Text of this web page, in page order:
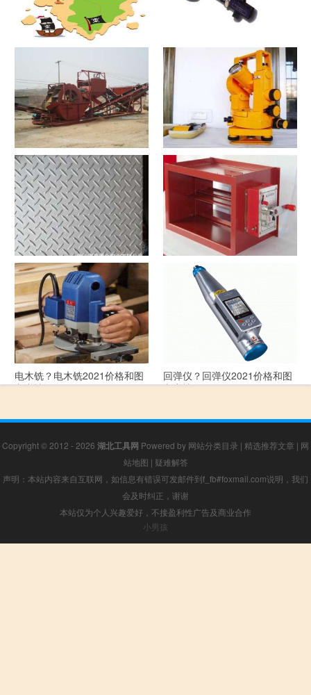
寻宝？寻宝2021价格和图文详
探测器？探测器2021价格和图
文详情
洗沙机？洗沙机2021价格和图
文详情
经纬仪？经纬仪2021价格和图
文详情
花纹板？花纹板2021价格和图
文详情
排烟阀？排烟阀2021价格和图
电木铣？电木铣2021价格和图
文详情
回弹仪？回弹仪2021价格和图
文详情
Copyright © 2012 - 2026 湖北工具网 Powered by 网站分类目录 | 精选推荐文章 | 网
站地图 | 疑难解答
声明：本站内容来自互联网，如信息有错误可发邮件到f_fb#foxmail.com说明，我们
会及时纠正，谢谢
本站仅为个人兴趣爱好，不接盈利性广告及商业合作
小男孩